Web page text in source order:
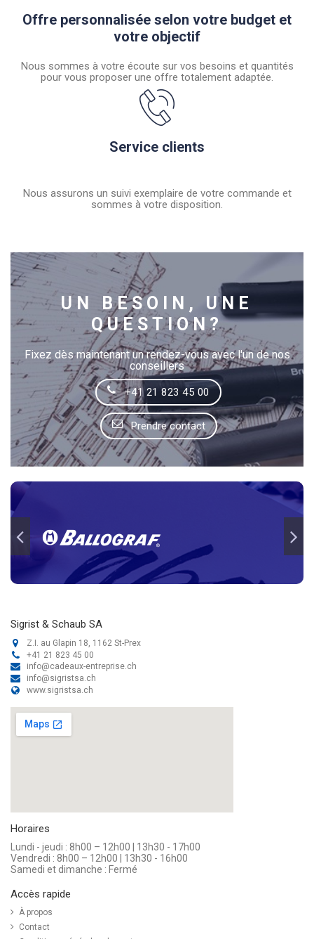
Offre personnalisée selon votre budget et
votre objectif
Nous sommes à votre écoute sur vos besoins et quantités
pour vous proposer une offre totalement adaptée.
Service clients
Nous assurons un suivi exemplaire de votre commande et
sommes à votre disposition.
UN BESOIN, UNE
QUESTION?
Fixez dès maintenant un rendez-vous avec l'un de nos
conseillers
+41 21 823 45 00
Prendre contact
Sigrist & Schaub SA
Z.I. au Glapin 18, 1162 St-Prex
+41 21 823 45 00
info@cadeaux-entreprise.ch
info@sigristsa.ch
www.sigristsa.ch
Horaires
Lundi - jeudi : 8h00 – 12h00 | 13h30 - 17h00
Vendredi : 8h00 – 12h00 | 13h30 - 16h00
Samedi et dimanche : Fermé
Accès rapide
À propos
Contact